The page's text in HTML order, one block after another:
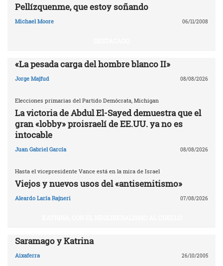
Pellízquenme, que estoy soñando
Michael Moore 06/11/2008
«La pesada carga del hombre blanco II»
Jorge Majfud 08/08/2026
Elecciones primarias del Partido Demócrata, Michigan
La victoria de Abdul El-Sayed demuestra que el
gran «lobby» proisraelí de EE.UU. ya no es
intocable
Juan Gabriel García 08/08/2026
Hasta el vicepresidente Vance está en la mira de Israel
Viejos y nuevos usos del «antisemitismo»
Aleardo Laría Rajneri 07/08/2026
Saramago y Katrina
Aixaferra 26/10/2005